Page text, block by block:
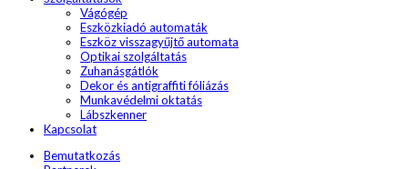
Vágógép
Eszközkiadó automaták
Eszköz visszagyűjtő automata
Optikai szolgáltatás
Zuhanásgátlók
Dekor és antigraffiti fóliázás
Munkavédelmi oktatás
Lábszkenner
Kapcsolat
Bemutatkozás